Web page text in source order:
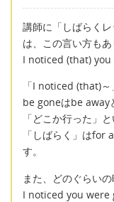
講師に「しばらく
は、この言い方もあ
I noticed (that)
「I noticed (that)～
be goneはbe away
「どこか行った」
「しばらく」は
す。
また、どのぐらい
I noticed you were